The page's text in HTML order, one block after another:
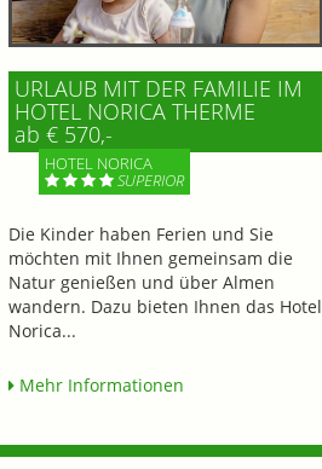
URLAUB MIT DER FAMILIE IM
HOTEL NORICA THERME
ab € 570,-
HOTEL NORICA
SUPERIOR
Die Kinder haben Ferien und Sie
möchten mit Ihnen gemeinsam die
Natur genießen und über Almen
wandern. Dazu bieten Ihnen das Hotel
Norica...
Mehr Informationen